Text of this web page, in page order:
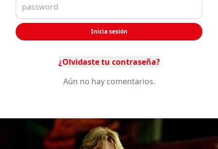
Inicia sesión
¿Olvidaste tu contraseña?
Aún no hay comentarios.